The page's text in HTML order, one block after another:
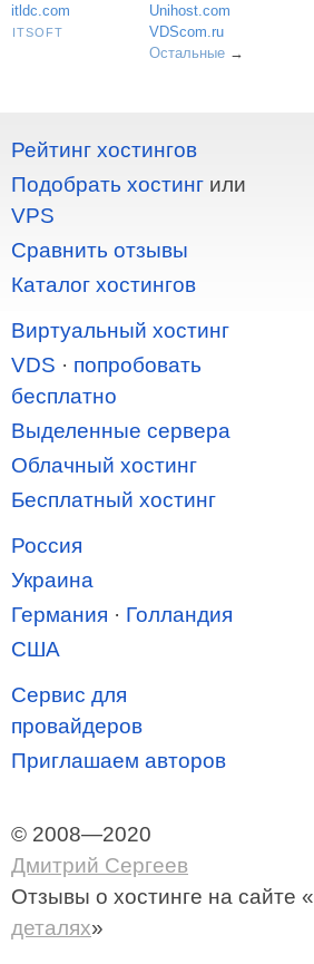
itldc.com
ITSOFT
Unihost.com
VDScom.ru
Остальные→
Рейтинг хостингов
Подобрать хостинг или
VPS
Сравнить отзывы
Каталог хостингов
Виртуальный хостинг
VDS · попробовать
бесплатно
Выделенные сервера
Облачный хостинг
Бесплатный хостинг
Россия
Украина
Германия · Голландия
США
Сервис для
провайдеров
Приглашаем авторов
© 2008—2020
Дмитрий Сергеев
Отзывы о хостинге на сайте «
деталях»